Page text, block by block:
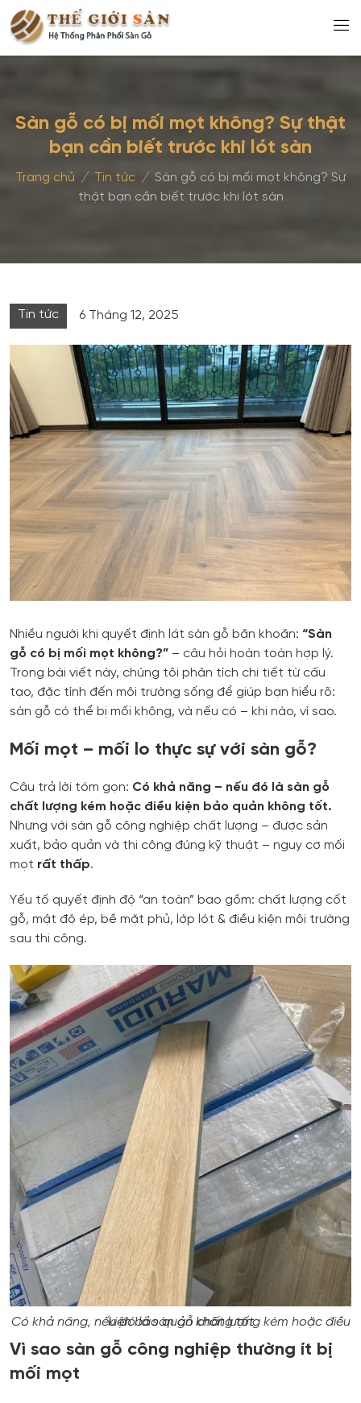
Sàn gỗ có bị mối mọt không? Sự thật
bạn cần biết trước khi lót sàn
Trang chủ / Tin tức / Sàn gỗ có bị mối mọt không? Sự
thật bạn cần biết trước khi lót sàn
Tin tức 6 Tháng 12, 2025
Nhiều người khi quyết định lát sàn gỗ băn khoăn: “Sàn
gỗ có bị mối mọt không?” – câu hỏi hoàn toàn hợp lý.
Trong bài viết này, chúng tôi phân tích chi tiết từ cấu
tạo, đặc tính đến môi trường sống để giúp bạn hiểu rõ:
sàn gỗ có thể bị mối không, và nếu có – khi nào, vì sao.
Mối mọt – mối lo thực sự với sàn gỗ?
Câu trả lời tóm gọn: Có khả năng – nếu đó là sàn gỗ
chất lượng kém hoặc điều kiện bảo quản không tốt.
Nhưng với sàn gỗ công nghiệp chất lượng – được sản
xuất, bảo quản và thi công đúng kỹ thuật – nguy cơ mối
mọt rất thấp.
Yếu tố quyết định độ “an toàn” bao gồm: chất lượng cốt
gỗ, mật độ ép, bề mặt phủ, lớp lót & điều kiện môi trường
sau thi công.
Có khả năng, nếu đó là sàn gỗ chất lượng kém hoặc điều kiện bảo quản không tốt
Vì sao sàn gỗ công nghiệp thường ít bị
mối mọt